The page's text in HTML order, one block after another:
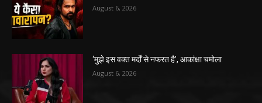
August 6, 2026
‘मुझे इस वक्त मर्दों से नफरत है’, आकांक्षा चमोला
August 6, 2026